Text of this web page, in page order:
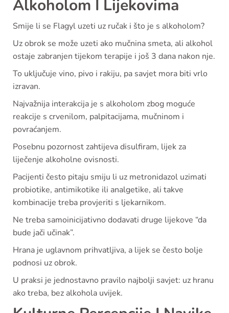
Alkoholom I Lijekovima
Smije li se Flagyl uzeti uz ručak i što je s alkoholom?
Uz obrok se može uzeti ako mučnina smeta, ali alkohol
ostaje zabranjen tijekom terapije i još 3 dana nakon nje.
To uključuje vino, pivo i rakiju, pa savjet mora biti vrlo
izravan.
Najvažnija interakcija je s alkoholom zbog moguće
reakcije s crvenilom, palpitacijama, mučninom i
povraćanjem.
Posebnu pozornost zahtijeva disulfiram, lijek za
liječenje alkoholne ovisnosti.
Pacijenti često pitaju smiju li uz metronidazol uzimati
probiotike, antimikotike ili analgetike, ali takve
kombinacije treba provjeriti s ljekarnikom.
Ne treba samoinicijativno dodavati druge lijekove “da
bude jači učinak”.
Hrana je uglavnom prihvatljiva, a lijek se često bolje
podnosi uz obrok.
U praksi je jednostavno pravilo najbolji savjet: uz hranu
ako treba, bez alkohola uvijek.